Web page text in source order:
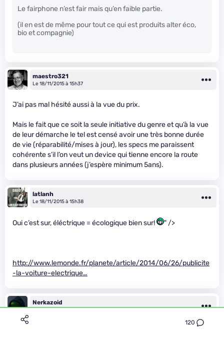
120
Le fairphone n’est fair mais qu’en faible partie.
(il en est de même pour tout ce qui est produits alter éco,
bio et compagnie)
maestro321
Le 18/11/2015 à 15h37
J’ai pas mal hésité aussi à la vue du prix.
Mais le fait que ce soit la seule initiative du genre et qu’à la vue
de leur démarche le tel est censé avoir une très bonne durée
de vie (réparabilité/mises à jour), les specs me paraissent
cohérente s’il l’on veut un device qui tienne encore la route
dans plusieurs années (j’espère minimum 5ans).
latlanh
Le 18/11/2015 à 15h38
Oui c’est sur, éléctrique = écologique bien sur! " />
http://www.lemonde.fr/planete/article/2014/06/26/publicite
-la-voiture-electrique…
Nerkazoid